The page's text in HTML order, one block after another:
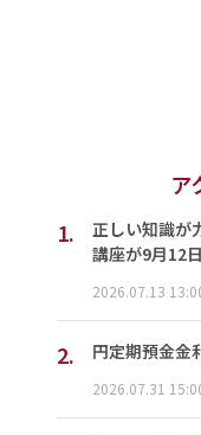
ア
1.
正しい知識
講座が9月12
2026.07.13
2. 円定期預金金
2026.07.31